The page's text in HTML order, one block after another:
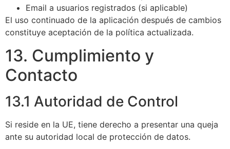
Email a usuarios registrados (si aplicable)
El uso continuado de la aplicación después de cambios
constituye aceptación de la política actualizada.
13. Cumplimiento y
Contacto
13.1 Autoridad de Control
Si reside en la UE, tiene derecho a presentar una queja
ante su autoridad local de protección de datos.